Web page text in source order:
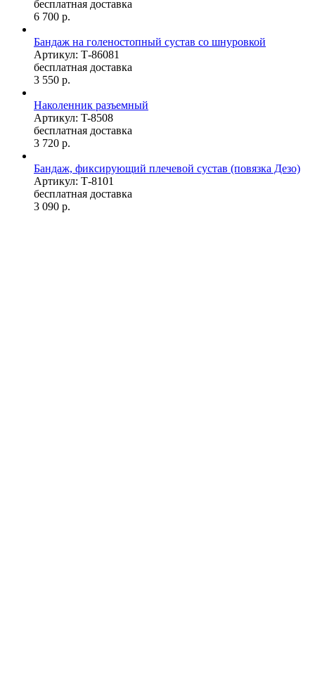
бесплатная доставка
6 700 р.
Бандаж на голеностопный сустав со шнуровкой
Артикул: Т-86081
бесплатная доставка
3 550 р.
Наколенник разъемный
Артикул: T-8508
бесплатная доставка
3 720 р.
Бандаж, фиксирующий плечевой сустав (повязка Дезо)
Артикул: Т-8101
бесплатная доставка
3 090 р.